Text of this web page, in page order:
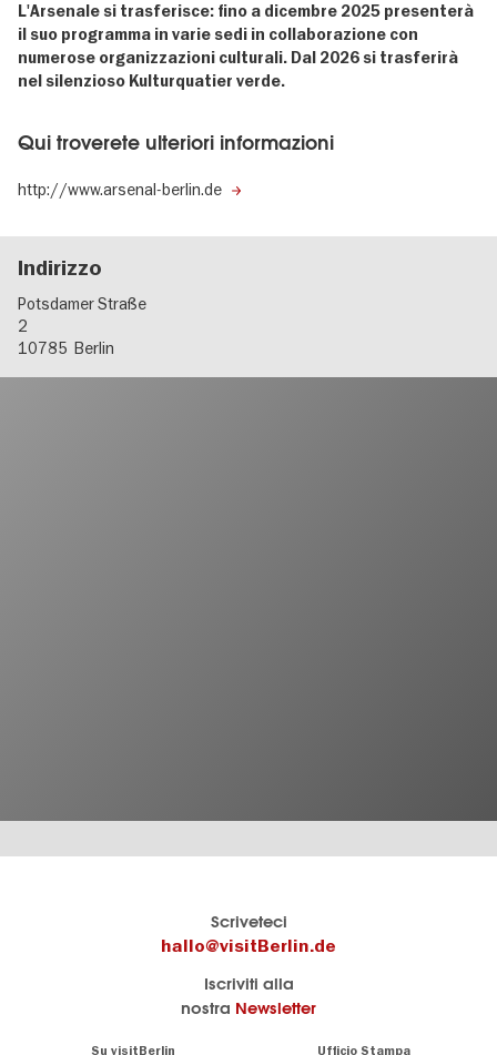
L'Arsenale si trasferisce: fino a dicembre 2025 presenterà
il suo programma in varie sedi in collaborazione con
numerose organizzazioni culturali. Dal 2026 si trasferirà
nel silenzioso Kulturquatier verde.
Qui troverete ulteriori informazioni
http://www.arsenal-berlin.de
Indirizzo
Potsdamer Straße
2
10785 Berlin
Scriveteci
hallo@visitBerlin.de
Iscriviti alla
nostra Newsletter
Su visitBerlin Ufficio Stampa